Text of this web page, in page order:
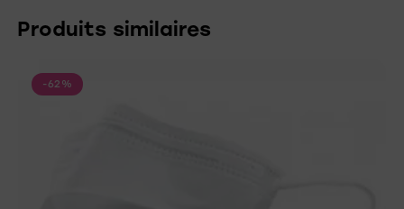
Produits similaires
-62%